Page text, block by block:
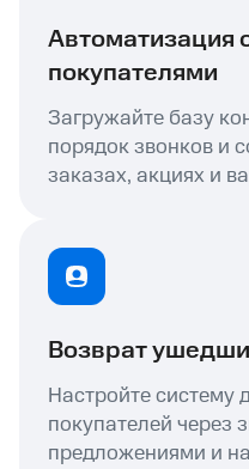
Автоматизация
покупателями
Загружайте базу
порядок звонков и
заказах, акциях и
Возврат
Настройте систему
покупателей через
предложениями и